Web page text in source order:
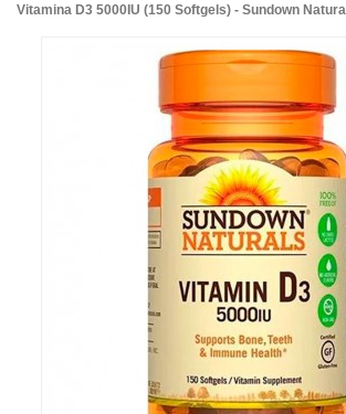
Vitamina D3 5000IU (150 Softgels) - Sundown